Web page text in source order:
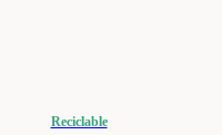
Reciclable